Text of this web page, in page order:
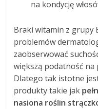
na kondycję
Braki witamin z grupy
problemów
zaobserwować
większą podatność na
Dlatego tak istotne
produkty takie jak
nasiona roślin